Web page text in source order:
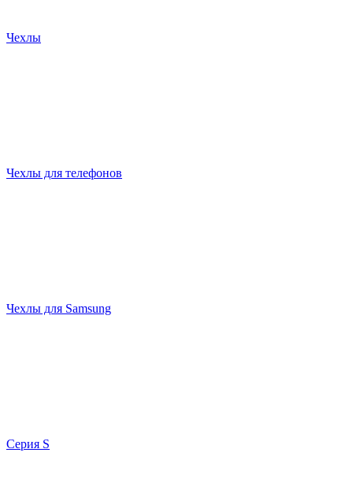
Чехлы
Чехлы для телефонов
Чехлы для Samsung
Серия S